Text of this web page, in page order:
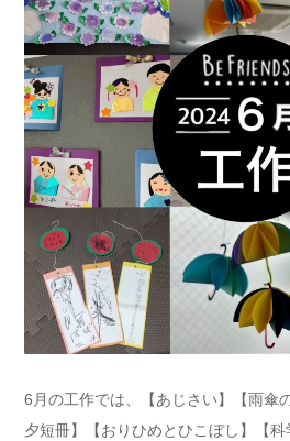
6月の工作では、【あじさい】【雨傘
夕短冊】【おりひめとひこぼし】【科